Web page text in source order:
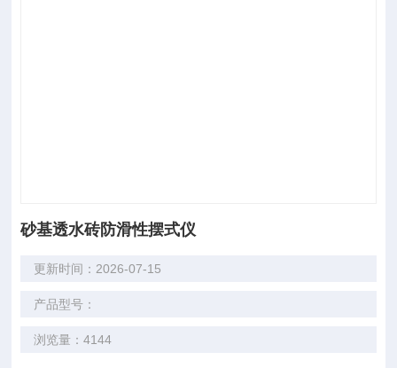
砂基透水砖防滑性摆式仪
更新时间：2026-07-15
产品型号：
浏览量：4144